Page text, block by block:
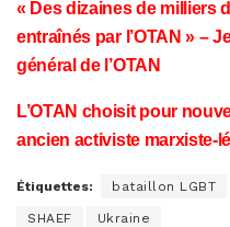
« Des dizaines de milliers
entraînés par l’OTAN » –
général de l’OTAN
L’OTAN choisit pour
ancien activiste marxiste-
Étiquettes: bataillon LGBT
SHAEF Ukraine